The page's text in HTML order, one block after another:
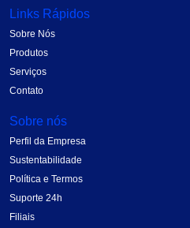
Links Rápidos
Sobre Nós
Produtos
Serviços
Contato
Sobre nós
Perfil da Empresa
Sustentabilidade
Política e Termos
Suporte 24h
Filiais